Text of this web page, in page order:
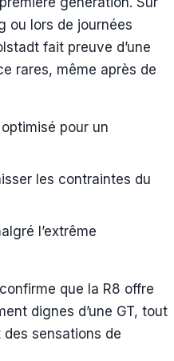
ou lors de journées
fait preuve d’une
rares, même après de
pour un
les contraintes du
l’extrême
que la R8 offre
dignes d’une GT, tout
sensations de